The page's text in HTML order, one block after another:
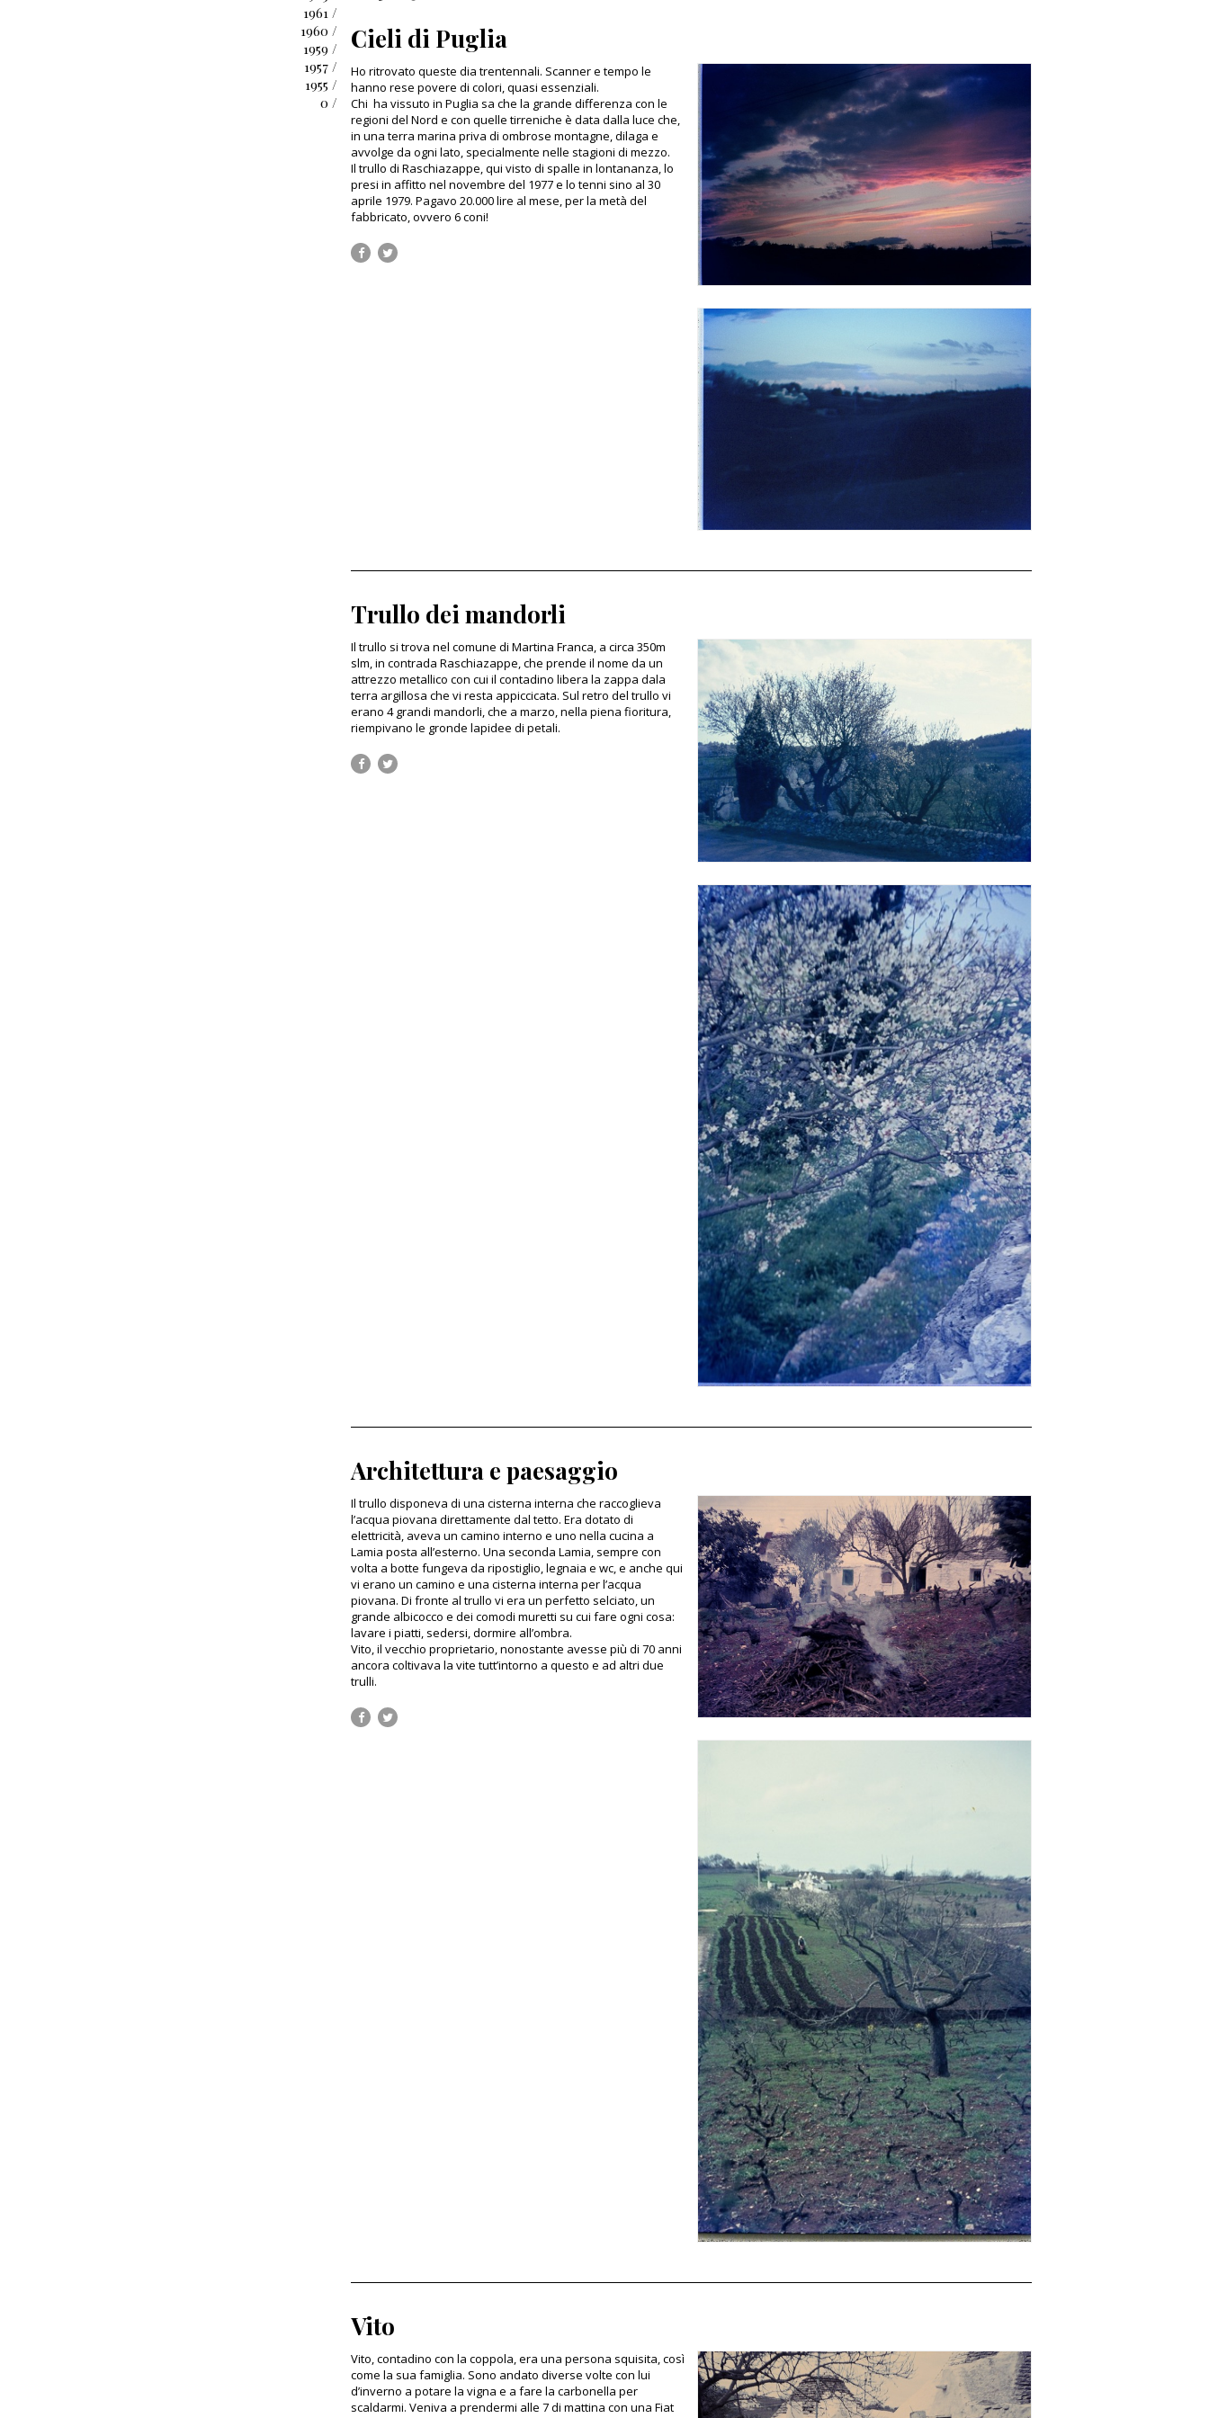
1961 /
1960 /
1959 /
1957 /
1955 /
0 /
Cieli di Puglia
Ho ritrovato queste dia trentennali. Scanner e tempo le
hanno rese povere di colori, quasi essenziali.
Chi ha vissuto in Puglia sa che la grande differenza con le
regioni del Nord e con quelle tirreniche è data dalla luce che,
in una terra marina priva di ombrose montagne, dilaga e
avvolge da ogni lato, specialmente nelle stagioni di mezzo.
Il trullo di Raschiazappe, qui visto di spalle in lontananza, lo
presi in affitto nel novembre del 1977 e lo tenni sino al 30
aprile 1979. Pagavo 20.000 lire al mese, per la metà del
fabbricato, ovvero 6 coni!
Trullo dei mandorli
Il trullo si trova nel comune di Martina Franca, a circa 350m
slm, in contrada Raschiazappe, che prende il nome da un
attrezzo metallico con cui il contadino libera la zappa dala
terra argillosa che vi resta appiccicata. Sul retro del trullo vi
erano 4 grandi mandorli, che a marzo, nella piena fioritura,
riempivano le gronde lapidee di petali.
Architettura e paesaggio
Il trullo disponeva di una cisterna interna che raccoglieva
l’acqua piovana direttamente dal tetto. Era dotato di
elettricità, aveva un camino interno e uno nella cucina a
Lamia posta all’esterno. Una seconda Lamia, sempre con
volta a botte fungeva da ripostiglio, legnaia e wc, e anche qui
vi erano un camino e una cisterna interna per l’acqua
piovana. Di fronte al trullo vi era un perfetto selciato, un
grande albicocco e dei comodi muretti su cui fare ogni cosa:
lavare i piatti, sedersi, dormire all’ombra.
Vito, il vecchio proprietario, nonostante avesse più di 70 anni
ancora coltivava la vite tutt’intorno a questo e ad altri due
trulli.
Vito
Vito, contadino con la coppola, era una persona squisita, così
come la sua famiglia. Sono andato diverse volte con lui
d’inverno a potare la vigna e a fare la carbonella per
scaldarmi. Veniva a prendermi alle 7 di mattina con una Fiat